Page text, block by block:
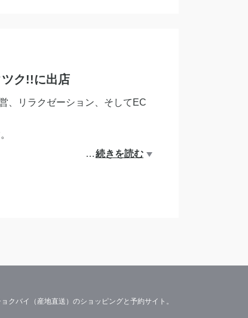
ク!!に出店
、リラクゼーション、そしてEC
…続きを読む
クバイ（産地直送）のショッピングと予約サイト。